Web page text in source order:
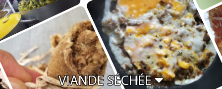
VIANDE SÉCHÉE